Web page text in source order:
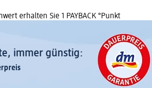
erhalten Sie 1 PAYBACK °Punkt
immer günstig: